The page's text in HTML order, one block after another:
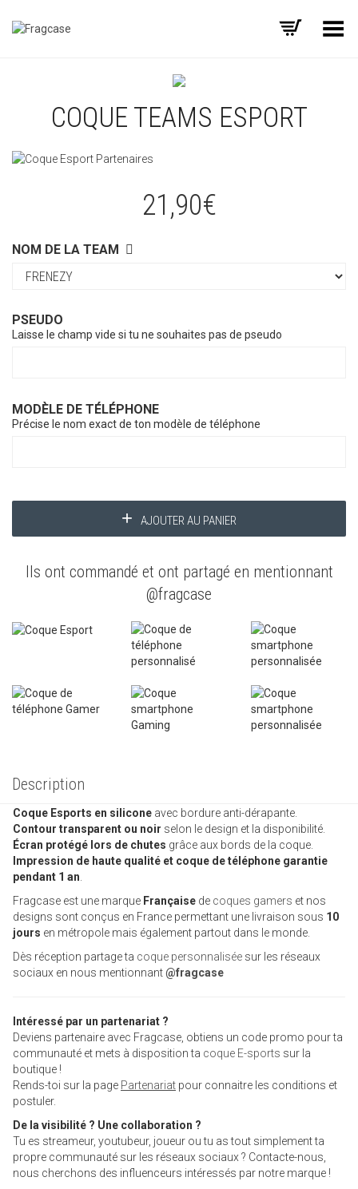
Basculer le menu
COQUE TEAMS ESPORT
21,90€
NOM DE LA TEAM
PSEUDO
Laisse le champ vide si tu ne souhaites pas de pseudo
MODÈLE DE TÉLÉPHONE
Précise le nom exact de ton modèle de téléphone
AJOUTER AU PANIER
Ils ont commandé et ont partagé en mentionnant
@fragcase
Description
Coque Esports en silicone avec bordure anti-dérapante.
Contour transparent ou noir selon le design et la disponibilité.
Écran protégé lors de chutes grâce aux bords de la coque.
Impression de haute qualité et coque de téléphone garantie
pendant 1 an
Fragcase est une marque Française de coques gamers et nos
designs sont conçus en France permettant une livraison sous 10
jours en métropole mais également partout dans le monde.
Dès réception partage ta coque personnalisée sur les réseaux
sociaux en nous mentionnant@fragcase
Intéressé par un partenariat ?
Deviens partenaire avec Fragcase, obtiens un code promo pour ta
communauté et mets à disposition ta coque E-sports sur la
boutique !
Rends-toi sur la page Partenariat pour connaitre les conditions et
postuler.
De la visibilité ? Une collaboration ?
Tu es streameur, youtubeur, joueur ou tu as tout simplement ta
propre communauté sur les réseaux sociaux ? Contacte-nous,
nous cherchons des influenceurs intéressés par notre marque !